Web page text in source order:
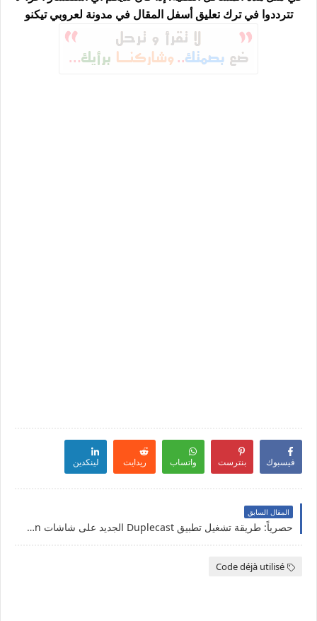
تترددوا في تركتعليق أسفل المقال في مدونة لعروبي تيكنو
فيسبوك بنترست واتساب ريدايت لينكدين
المقال السابق
حصرياً: طريقة تشغيل تطبيق Duplecast الجديد على شاشات Samsung Smart Tizen
Code déjà utilisé